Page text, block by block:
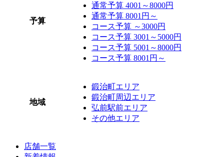
予算
通常予算 4001～8000円
通常予算 8001円～
コース予算 ～3000円
コース予算 3001～5000円
コース予算 5001～8000円
コース予算 8001円～
地域
鍛治町エリア
鍛治町周辺エリア
弘前駅前エリア
その他エリア
店舗一覧